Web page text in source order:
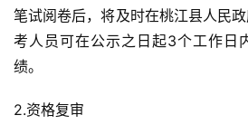
笔试阅卷后，将及时在桃江县人民
考人员可在公示之日起3个工作日
绩。
2.资格复审